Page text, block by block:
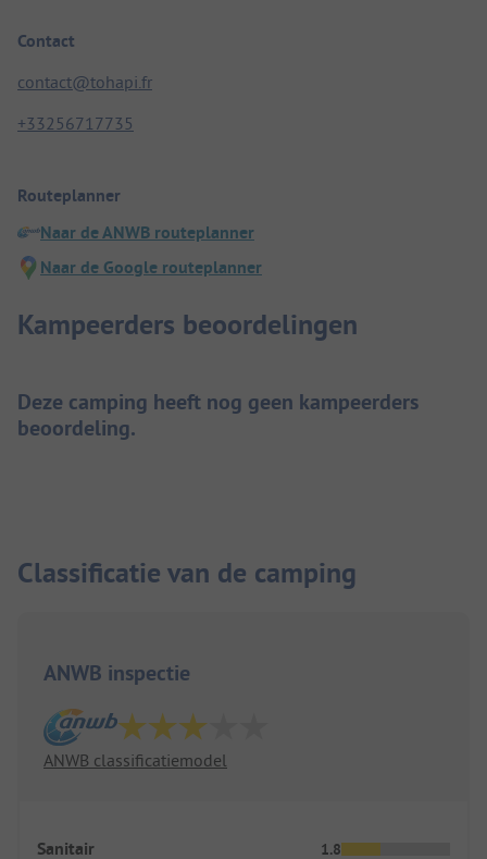
Contact
contact@tohapi.fr
+33256717735
Routeplanner
Naar de ANWB routeplanner
Naar de Google routeplanner
Kampeerders beoordelingen
Deze camping heeft nog geen kampeerders
beoordeling.
Classificatie van de camping
ANWB inspectie
ANWB classificatiemodel
Sanitair 1.8